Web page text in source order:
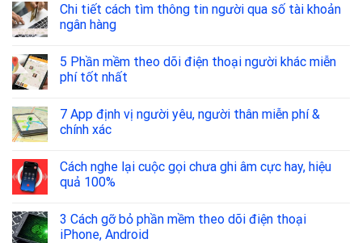
Chi tiết cách tìm thông tin người qua số tài khoản
ngân hàng
5 Phần mềm theo dõi điện thoại người khác miễn
phí tốt nhất
7 App định vị người yêu, người thân miễn phí &
chính xác
Cách nghe lại cuộc gọi chưa ghi âm cực hay, hiệu
quả 100%
3 Cách gỡ bỏ phần mềm theo dõi điện thoại
iPhone, Android